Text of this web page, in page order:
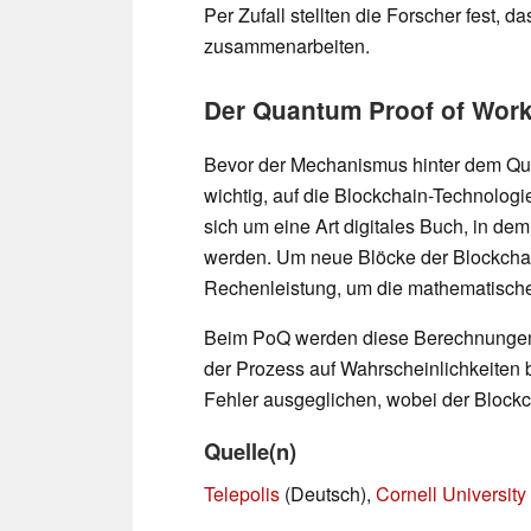
Per Zufall stellten die Forscher fest,
zusammenarbeiten.
Der Quantum Proof of
Bevor der Mechanismus hinter dem
wichtig, auf die Blockchain-
sich um eine Art digitales Buch, in
werden. Um neue Blöcke der
Rechenleistung, um die
Beim PoQ werden diese
der Prozess auf
Fehler ausgeglichen, wobei der
Quelle(n)
Telepolis (Deutsch), Cornell University